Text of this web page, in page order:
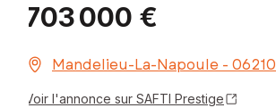
703 000 €
Mandelieu-La-Napoule - 06210
Voir l'annonce sur SAFTI Prestige